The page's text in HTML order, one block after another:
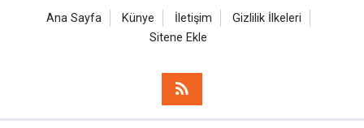
Ana Sayfa Künye İletişim
Gizlilik İlkeleri
Sitene Ekle